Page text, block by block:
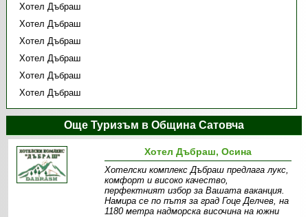
Хотел Дъбраш
Хотел Дъбраш
Хотел Дъбраш
Хотел Дъбраш
Хотел Дъбраш
Хотел Дъбраш
Още Туризъм в Община Сатовча
Хотел Дъбраш, Осина
Хотелски комплекс Дъбраш предлага лукс,
комфорт и високо качество,
перфектният избор за Вашата ваканция.
Намира се по пътя за град Гоце Делчев, на
1180 метра надморска височина на южни